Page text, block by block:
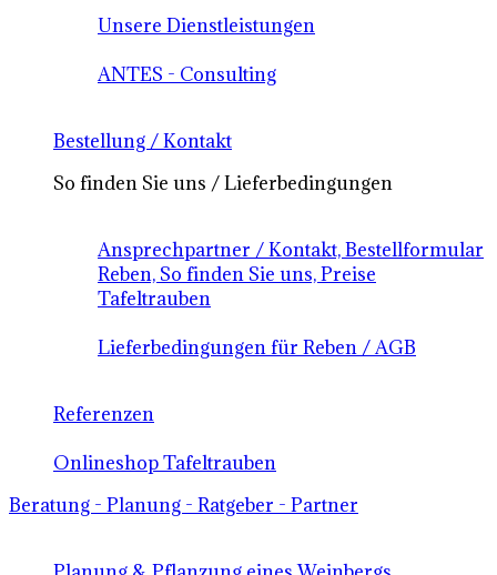
Unsere Dienstleistungen
ANTES - Consulting
Bestellung / Kontakt
So finden Sie uns / Lieferbedingungen
Ansprechpartner / Kontakt, Bestellformular
Reben, So finden Sie uns, Preise
Tafeltrauben
Lieferbedingungen für Reben / AGB
Referenzen
Onlineshop Tafeltrauben
Beratung - Planung - Ratgeber - Partner